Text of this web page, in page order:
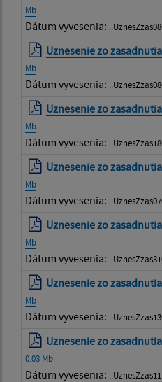
Mb
Dátum vyvesenia:
Uznesenie zo
Mb
Dátum vyvesenia:
Uznesenie zo
Mb
Dátum vyvesenia:
Uznesenie zo
Mb
Dátum vyvesenia:
Uznesenie zo
Mb
Dátum vyvesenia:
Uznesenie zo
Mb
Dátum vyvesenia:
Uznesenie zo
0.03 Mb
Dátum vyvesenia: